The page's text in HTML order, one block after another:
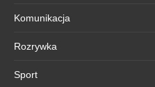
Komunikacja
Rozrywka
Sport